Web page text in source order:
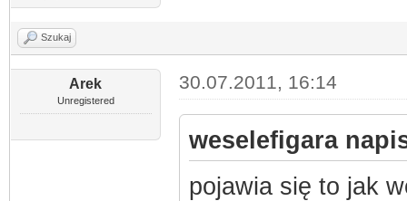
Szukaj
Arek
Unregistered
30.07.2011, 16:14
weselefigara
pojawia się to jak